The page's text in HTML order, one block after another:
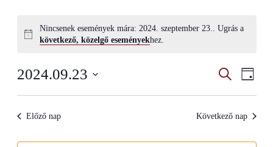
Nincsenek események mára: 2024. szeptember 23.. Ugrás a
következő, közelgő eseményekhez.
Views
SearchNapi
2024.09.23
Előző nap Következő nap